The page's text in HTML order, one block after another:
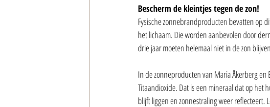
Bescherm de kleintjes tegen de zon!
Fysische zonnebrandproducten bevatten op
het lichaam. Die worden aanbevolen door
drie jaar moeten helemaal niet in de zon
In de zonneproducten van Maria Åkerberg
Titaandioxide. Dat is een mineraal dat op het
blijft liggen en zonnestraling weer reflecteert.